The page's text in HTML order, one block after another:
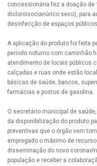
concessionária fez a doação de
dicloroisocianúrico seco), para
desinfecção de espaços
A aplicação do produto foi feita
período noturno com caminhão
atendimento de locais públicos
calçadas e ruas onde estão
básicas de saúde, bancos,
farmácias e postos de gasolina.
O secretário municipal de
da disponibilização do produto
preventivas que o órgão vem
empregado o máximo de
disseminação do novo
população e receber a